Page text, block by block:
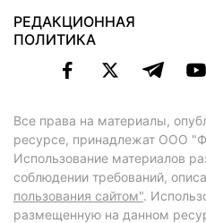
РЕДАКЦИОННАЯ
ПОЛИТИКА
Все права на материалы,
ресурсе, принадлежат ООО
Использование материалов
соблюдении требований,
пользования сайтом".
размещенную на данном